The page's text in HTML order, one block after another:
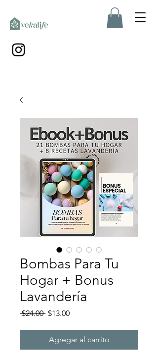
Bombas Para Tu
Hogar + Bonus
Lavandería
$24.00 Precio
$13.00Precio
oferta
Agregar al carrito